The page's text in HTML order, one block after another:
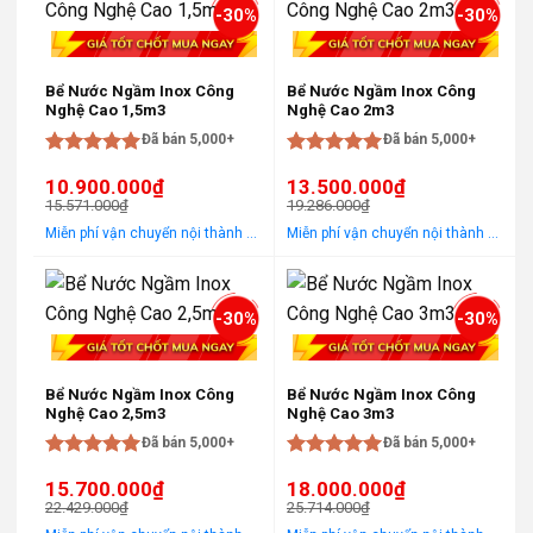
-30%
Bể Nước Ngầm Inox Công
Nghệ Cao 1,5m3
hạng55
sao
Đã bán 5,000+
15.571.000₫
Giá
gốc
15.571.000₫.
10.900.000₫
Giá
hiện
là:
10.900.000₫.
Miễn phí vận chuyển nội thành Hà Nội Áp dụng cho khách hàng gọi điện, đến trực tiếp hoặc chat! Tặng gói khảo sát, tư vấn, lắp ráp miễn phí trong khu vực nội thành Hà Nội
-30%
Bể Nước Ngầm Inox Công
Nghệ Cao 2m3
hạng55
sao
Đã bán 5,000+
19.286.000₫
Giá
gốc
19.286.000₫.
13.500.000₫
Giá
hiện
là:
13.500.000₫.
Miễn phí vận chuyển nội thành Hà Nội Áp dụng cho khách hàng gọi điện, đến trực tiếp hoặc chat! Tặng gói khảo sát, tư vấn, lắp ráp miễn phí trong khu vực nội thành Hà Nội
-30%
Bể Nước Ngầm Inox Công
Nghệ Cao 2,5m3
hạng55
sao
Đã bán 5,000+
22.429.000₫
Giá
15.700.000₫
Giá
-30%
Bể Nước Ngầm Inox Công
Nghệ Cao 3m3
hạng55
sao
Đã bán 5,000+
25.714.000₫
Giá
18.000.000₫
Giá